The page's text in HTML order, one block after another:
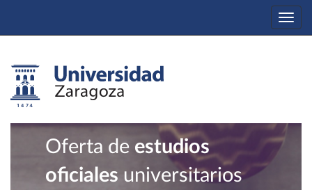
Oferta de estudios
oficiales universitarios